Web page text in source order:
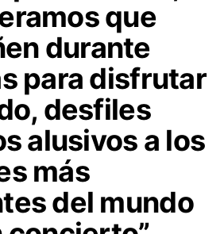
que
durante
para disfrutar
desfiles
alusivos a los
más
del mundo